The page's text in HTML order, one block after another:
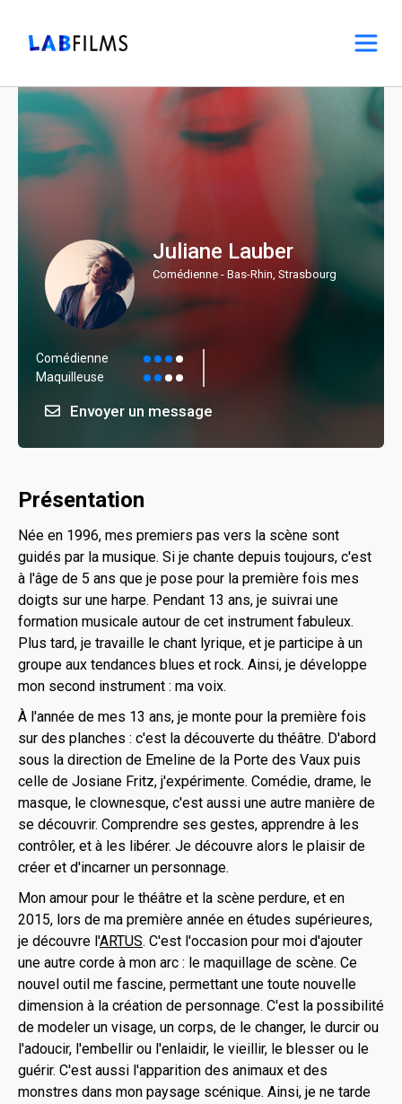
Juliane Lauber
Comédienne - Bas-Rhin, Strasbourg
Comédienne
Maquilleuse
Envoyer un message
Présentation
Née en 1996, mes premiers pas vers la scène sont
guidés par la musique. Si je chante depuis toujours, c'est
à l'âge de 5 ans que je pose pour la première fois mes
doigts sur une harpe. Pendant 13 ans, je suivrai une
formation musicale autour de cet instrument fabuleux.
Plus tard, je travaille le chant lyrique, et je participe à un
groupe aux tendances blues et rock. Ainsi, je développe
mon second instrument : ma voix.
À l'année de mes 13 ans, je monte pour la première fois
sur des planches : c'est la découverte du théâtre. D'abord
sous la direction de Emeline de la Porte des Vaux puis
celle de Josiane Fritz, j'expérimente. Comédie, drame, le
masque, le clownesque, c'est aussi une autre manière de
se découvrir. Comprendre ses gestes, apprendre à les
contrôler, et à les libérer. Je découvre alors le plaisir de
créer et d'incarner un personnage.
Mon amour pour le théâtre et la scène perdure, et en
2015, lors de ma première année en études supérieures,
je découvre l'ARTUS. C'est l'occasion pour moi d'ajouter
une autre corde à mon arc : le maquillage de scène. Ce
nouvel outil me fascine, permettant une toute nouvelle
dimension à la création de personnage. C'est la possibilité
de modeler un visage, un corps, de le changer, le durcir ou
l'adoucir, l'embellir ou l'enlaidir, le vieillir, le blesser ou le
guérir. C'est aussi l'apparition des animaux et des
monstres dans mon paysage scénique. Ainsi, je ne tarde